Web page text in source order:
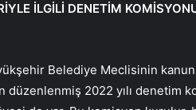
İLGİLİ DENETİM
Belediye Meclisinin
2022 yılı denetim